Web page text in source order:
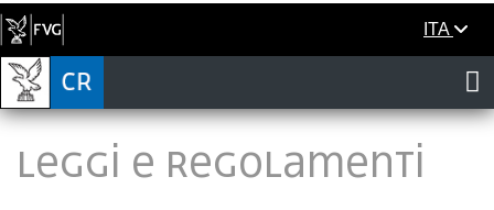
ITA
LEGGI E REGOLAMENTI